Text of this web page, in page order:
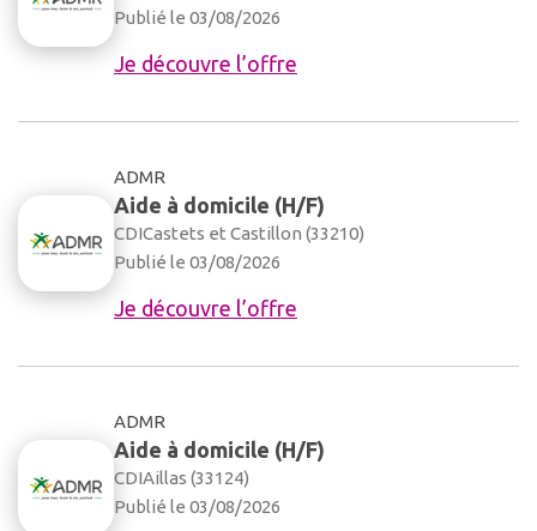
Publié le 03/08/2026
Je découvre l’offre
ADMR
Aide à domicile (H/F)
CDICastets et Castillon (33210)
Publié le 03/08/2026
Je découvre l’offre
ADMR
Aide à domicile (H/F)
CDIAillas (33124)
Publié le 03/08/2026